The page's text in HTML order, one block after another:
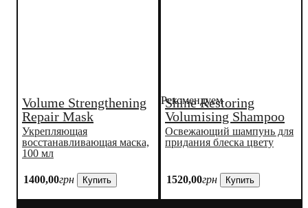
Volume Strengthening
Repair Mask
Укрепляющая
восстанавливающая маска,
100 мл
1400,00грн Купить
Рекомендуем
Shine Restoring
Volumising Shampoo
Освежающий шампунь для
придания блеска цвету
1520,00грн Купить